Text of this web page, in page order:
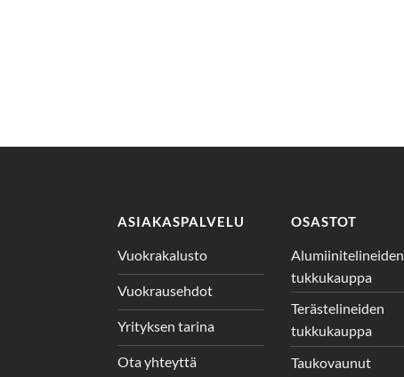
ASIAKASPALVELU
Vuokrakalusto
Vuokrausehdot
Yrityksen tarina
Ota yhteyttä
OSASTOT
Alumiinitelineiden
tukkukauppa
Terästelineiden
tukkukauppa
Taukovaunut